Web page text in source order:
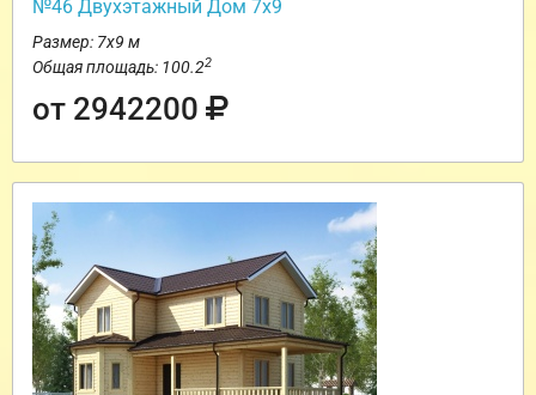
№46 Двухэтажный Дом 7х9
Размер: 7х9 м
Общая площадь: 100.22
от 2942200